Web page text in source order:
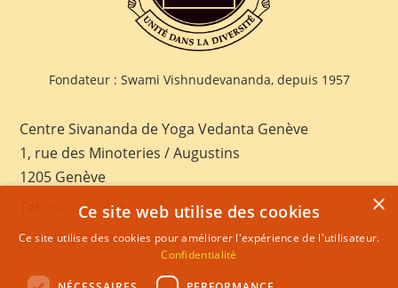
Fondateur : Swami Vishnudevananda, depuis 1957
Centre Sivananda de Yoga Vedanta Genève
1, rue des Minoteries / Augustins
1205 Genève
+41 022 328 03 28
E-mail:geneva@sivananda.net
×
Ce site web utilise des cookies
Ce site utilise des cookies pour améliorer l'expérience de l'utilisateur.
Confidentialité